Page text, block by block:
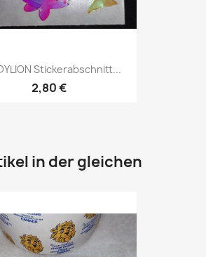
Stickerabschnitt...
2,80 €
in der gleichen